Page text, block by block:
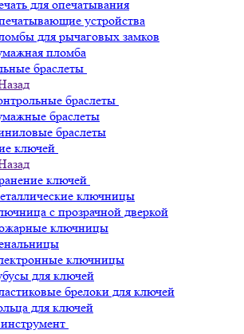
для опечатывания
устройства
для рычаговых замков
пломба
браслеты
браслеты
браслеты
браслеты
ключей
ключей
ключницы
с прозрачной дверкой
ключницы
ключницы
для ключей
брелоки для ключей
для ключей